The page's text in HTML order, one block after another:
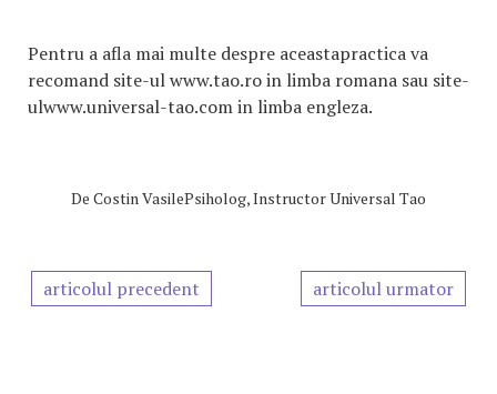
Pentru a afla mai multe despre aceastapractica va
recomand site-ul www.tao.ro in limba romana sau site-
ulwww.universal-tao.com in limba engleza.
De Costin VasilePsiholog, Instructor Universal Tao
articolul precedent articolul urmator